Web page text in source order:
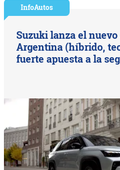
InfoAutos
Suzuki lanza el
Argentina (híbrido,
fuerte apuesta a la